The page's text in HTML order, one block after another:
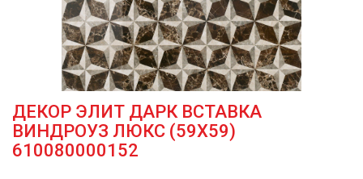
ДЕКОР ЭЛИТ ДАРК ВСТАВКА
ВИНДРОУЗ ЛЮКС (59Х59)
610080000152